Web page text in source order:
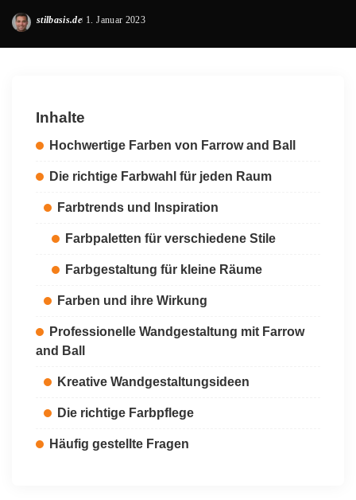
Posted
stilbasis.de 1. Januar 2023
Inhalte
Hochwertige Farben von Farrow and Ball
Die richtige Farbwahl für jeden Raum
Farbtrends und Inspiration
Farbpaletten für verschiedene Stile
Farbgestaltung für kleine Räume
Farben und ihre Wirkung
Professionelle Wandgestaltung mit Farrow
and Ball
Kreative Wandgestaltungsideen
Die richtige Farbpflege
Häufig gestellte Fragen